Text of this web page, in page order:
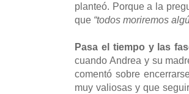
planteó. Porque a la
que “todos moriremos
Pasa el tiempo y las
cuando Andrea y su
comentó sobre
muy valiosas y que